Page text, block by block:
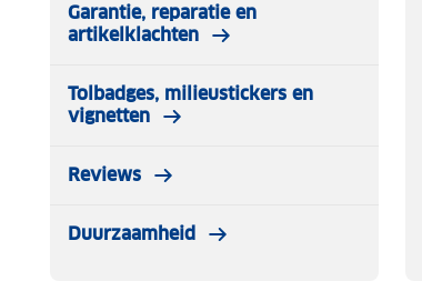
Garantie, reparatie en
artikelklachten
Tolbadges, milieustickers en
vignetten
Reviews
Duurzaamheid